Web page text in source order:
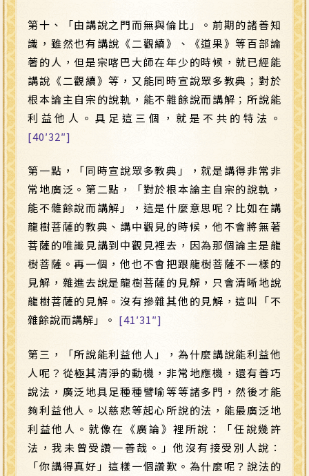
第十、「由講說之門而無與倫比」。前期的諸善知
識，雖然也有講說《二觀續》、《道果》等百部論
著的人，但是宗喀巴大師在年少的時候，就已經能
講說《二觀續》等，又能同時宣說眾多教典；對於
根本論主自宗的說軌，能不雜餘說而講解；所說能
利益他人。具足這三個，就是不共的特法。
[40′32″]
第一點，「同時宣說眾多教典」，就是講得非常非
常地廣泛。第二點，「對於根本論主自宗的說軌，
能不雜餘說而講解」，這是什麼意思呢？比如在講
龍樹菩薩的教典、講中觀見的時候，他不會將無著
菩薩的唯識見講到中觀見裡去，因為那個論主是龍
樹菩薩。再一個，他也不會把跟龍樹菩薩不一樣的
見解，雜進去說是龍樹菩薩的見解，只會清晰地說
龍樹菩薩的見解。沒有摻雜其他的見解，這叫「不
雜餘說而講解」。 [41′31″]
第三，「所說能利益他人」，為什麼講說能利益他
人呢？從極其清淨的動機，非常地應機，還有善巧
說法，廣泛地具足種種譬喻等等諸多門，然後才能
夠利益他人。以慈悲等起心所說的法，能最廣泛地
利益他人。就像在《廣論》裡所說：「任說幾許
法，我未曾受讚一善哉。」他沒有接受別人說：
「你講得真好」這樣一個讚歎。為什麼呢？說法的